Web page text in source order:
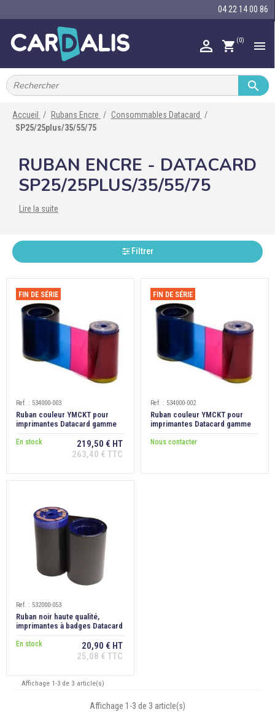
04 22 14 00 86
 shopping_cart (0) 
IMPRIMANTES À BADGES 
CARTE ET BADGE
PORTE-BADGE 
TOUR DE COU
BRACELET

LECTEUR 
ÉCORESPONSABLE
PRODUITS PERSONNALISÉS
Support

Accueil Rubans Encre
Consommables Datacard
SP25/25plus/35/55/75
RUBAN ENCRE - DATACARD
SP25/25PLUS/35/55/75
Lire la suite
Filtrer
FIN DE SÉRIE
Ref. : 534000-003
Ruban couleur YMCKT pour
imprimantes Datacard gamme
En stock
219,50 € HT
263,40 € TTC
FIN DE SÉRIE
Ref. : 534000-002
Ruban couleur YMCKT pour
imprimantes Datacard gamme
Nous contacter
Ref. : 532000-053
Ruban noir haute qualité,
imprimantes à badges Datacard
En stock
20,90 € HT
25,08 € TTC
Affichage 1-3 de 3 article(s)
Affichage 1-3 de 3 article(s)